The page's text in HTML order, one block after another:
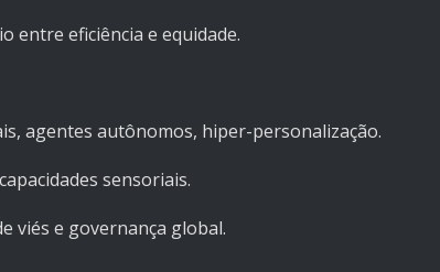
entre eficiência e equidade.
agentes autônomos, hiper-personalização.
sensoriais.
viés e governança global.